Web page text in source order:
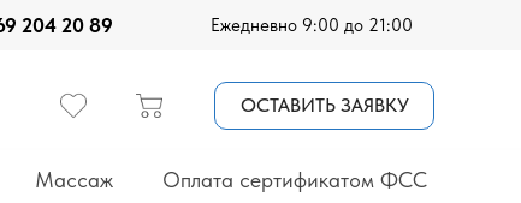
Ежедневно 9:00 до 21:00
204 20 89
Массаж
ОСТАВИТЬ ЗАЯВКУ
Оплата сертификатом ФСС